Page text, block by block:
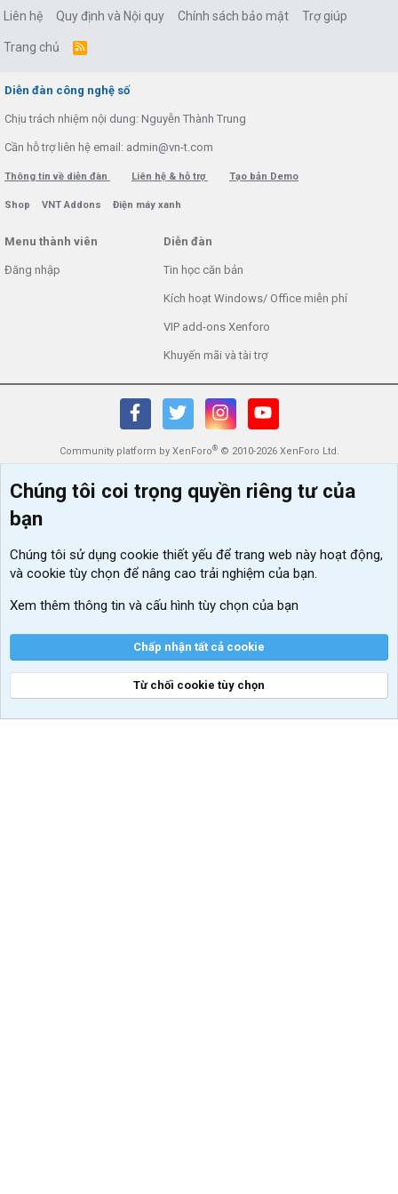
Liên hệ Quy định và Nội quy Chính sách bảo mật Trợ giúp
Trang chủ
R
Diễn đàn công nghệ số
Chịu trách nhiệm nội dung: Nguyễn Thành Trung
Cần hỗ trợ liên hệ email: admin@vn-t.com
Thông tin về diễn đàn Liên hệ & hỗ trợ Tạo bản Demo
Shop VNT Addons Điện máy xanh
Menu thành viên
Đăng nhập
Diễn đàn
Tin học căn bản
Kích hoạt Windows/ Office miễn phí
VIP add-ons Xenforo
Khuyến mãi và tài trợ
Community platform by XenForo® © 2010-2026 XenForo Ltd.
Chúng tôi coi trọng quyền riêng tư của
bạn
Chúng tôi sử dụng cookie thiết yếu để trang web này hoạt động,
và cookie tùy chọn để nâng cao trải nghiệm của bạn.
Xem thêm thông tin và cấu hình tùy chọn của bạn
Chấp nhận tất cả cookie
Từ chối cookie tùy chọn